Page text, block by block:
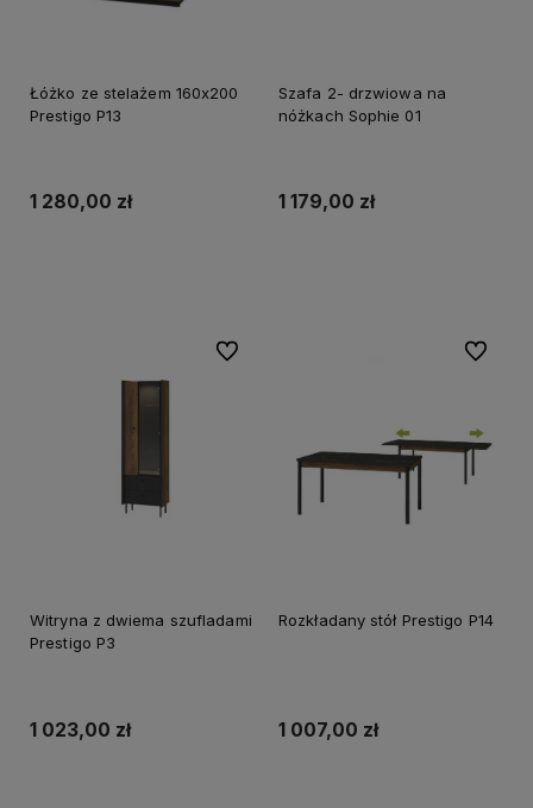
Łóżko ze stelażem 160x200
Prestigo P13
1 280,00 zł
Szafa 2- drzwiowa na
nóżkach Sophie 01
1 179,00 zł
Witryna z dwiema szufladami
Prestigo P3
1 023,00 zł
Do ulubionych
Rozkładany stół Prestigo P14
1 007,00 zł
Do